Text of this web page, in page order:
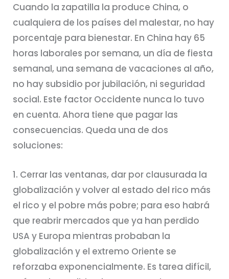
Cuando la zapatilla la produce China, o
cualquiera de los países del malestar, no hay
porcentaje para bienestar. En China hay 65
horas laborales por semana, un día de fiesta
semanal, una semana de vacaciones al año,
no hay subsidio por jubilación, ni seguridad
social. Este factor Occidente nunca lo tuvo
en cuenta. Ahora tiene que pagar las
consecuencias. Queda una de dos
soluciones:
1. Cerrar las ventanas, dar por clausurada la
globalización y volver al estado del rico más
el rico y el pobre más pobre; para eso habrá
que reabrir mercados que ya han perdido
USA y Europa mientras probaban la
globalización y el extremo Oriente se
reforzaba exponencialmente. Es tarea difícil,